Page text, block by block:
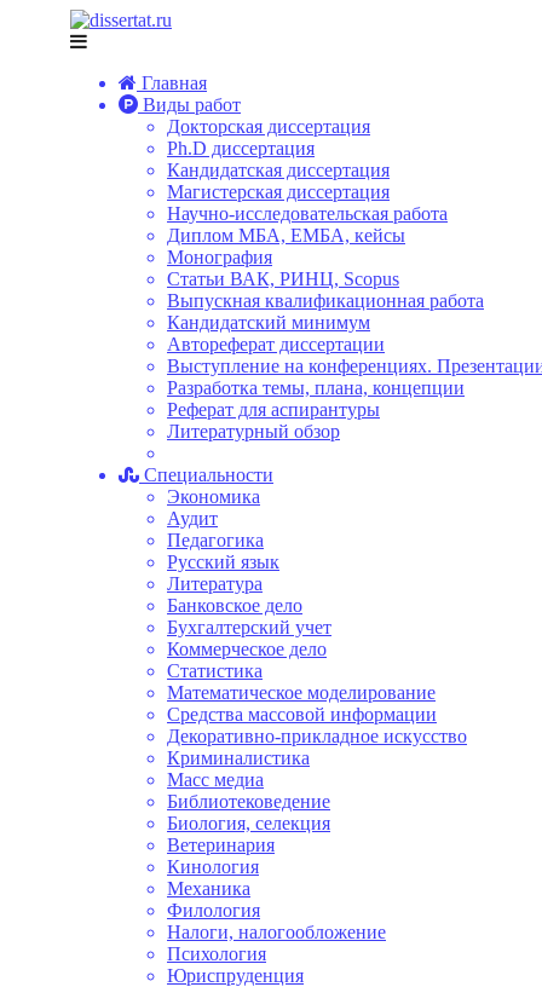
Главная
Виды работ
Докторская диссертация
Ph.D диссертация
Кандидатская диссертация
Магистерская диссертация
Научно-исследовательская работа
Диплом МБА, ЕМБА, кейсы
Монография
Статьи ВАК, РИНЦ, Scopus
Выпускная квалификационная работа
Кандидатский минимум
Автореферат диссертации
Выступление на конференциях.
Разработка темы, плана, концепции
Реферат для аспирантуры
Литературный обзор
Специальности
Экономика
Аудит
Педагогика
Русский язык
Литература
Банковское дело
Бухгалтерский учет
Коммерческое дело
Статистика
Математическое моделирование
Средства массовой информации
Декоративно-прикладное искусство
Криминалистика
Масс медиа
Библиотековедение
Биология, селекция
Ветеринария
Кинология
Механика
Филология
Налоги, налогообложение
Психология
Юриспруденция